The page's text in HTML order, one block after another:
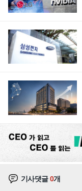
기사댓글0개